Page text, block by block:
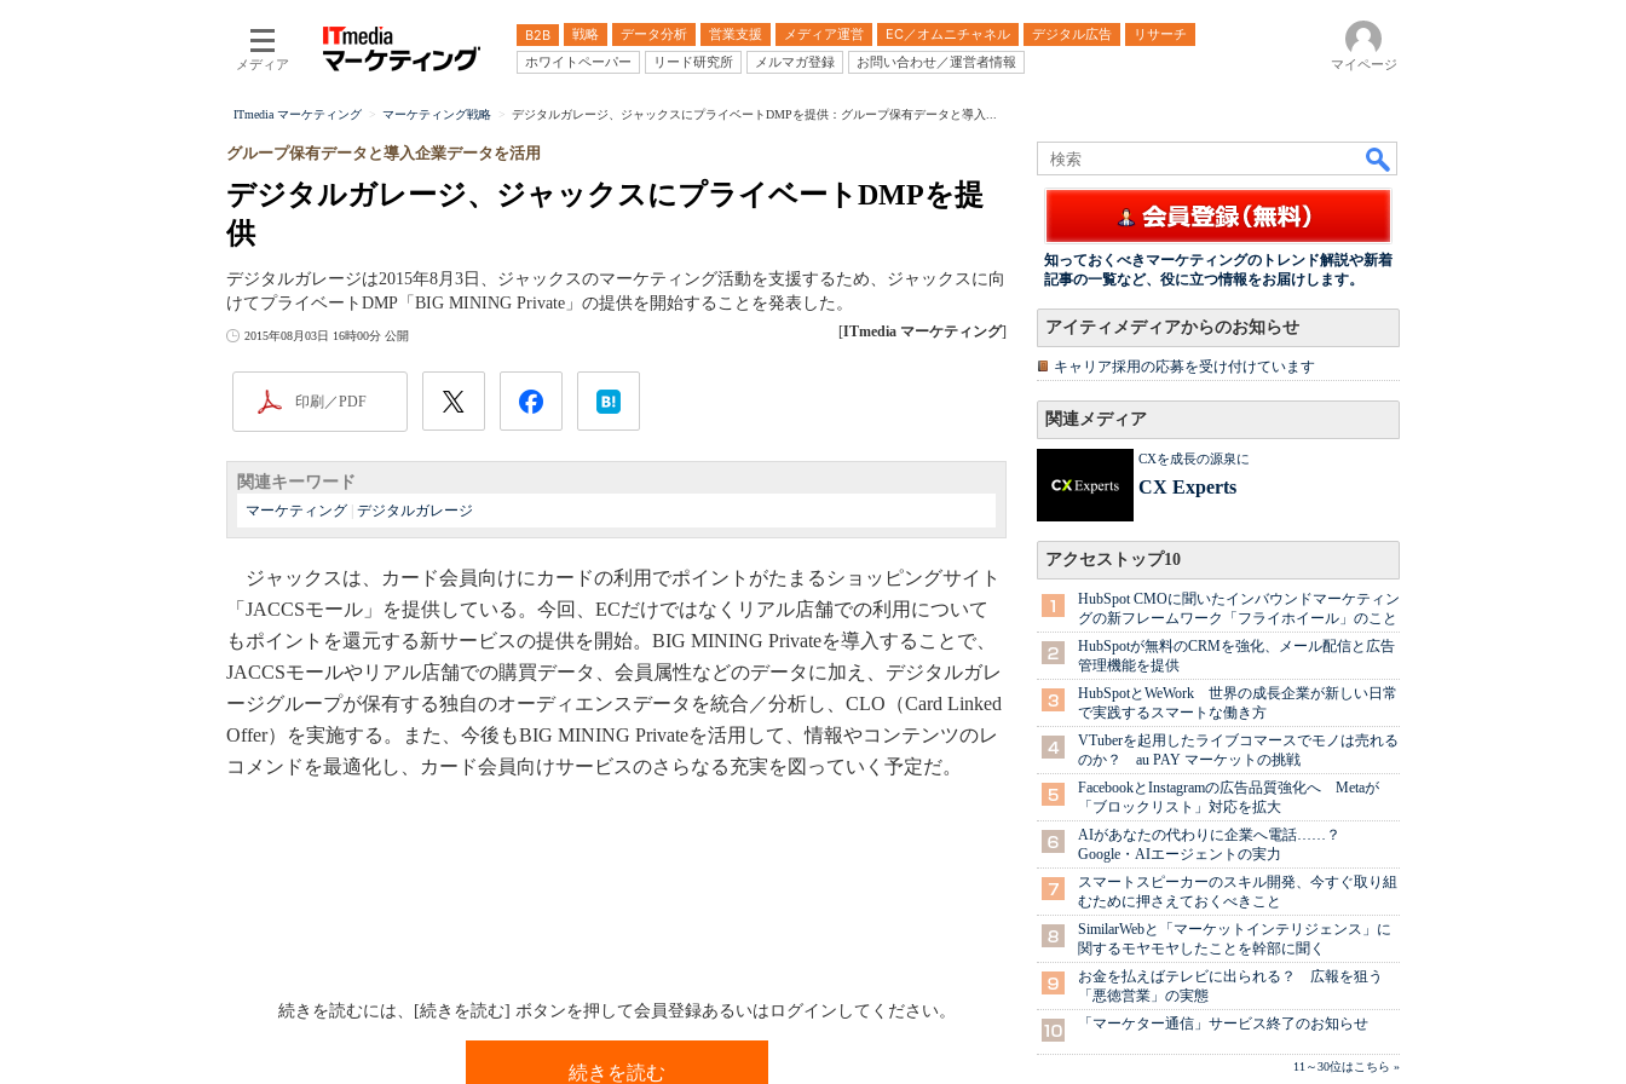
メディア
B2B 戦略 データ分析 営業支援 メディア運営 EC／オムニチャネル デジタル広告
リサーチ
ホワイトペーパー
リード研究所 メルマガ登録 お問い合わせ／運営者情報 マイページ
ITmedia マーケティング マーケティング戦略 デジタルガレージ、ジャックスにプライベートDMPを提供：グループ保有データと導入...
デジタルガレージ、ジャックスにプライベートDMPを提
供
グループ保有データと導入企業データを活用
デジタルガレージは2015年8月3日、ジャックスのマーケティング活動を支援するため、ジャックスに向
けてプライベートDMP「BIG MINING Private」の提供を開始することを発表した。
2015年08月03日 16時00分 公開 [ITmedia マーケティング]
印刷／PDF
関連キーワード
マーケティング デジタルガレージ
ジャックスは、カード会員向けにカードの利用でポイントがたまるショッピングサイト
「JACCSモール」を提供している。今回、ECだけではなくリアル店舗での利用について
もポイントを還元する新サービスの提供を開始。BIG MINING Privateを導入することで、
JACCSモールやリアル店舗での購買データ、会員属性などのデータに加え、デジタルガレ
ージグループが保有する独自のオーディエンスデータを統合／分析し、CLO（Card Linked
Offer）を実施する。また、今後もBIG MINING Privateを活用して、情報やコンテンツのレ
コメンドを最適化し、カード会員向けサービスのさらなる充実を図っていく予定だ。
続きを読むには、[続きを読む] ボタンを押して会員登録あるいはログインしてください。
続きを読む
知っておくべきマーケティングのトレンド解説や新着
記事の一覧など、役に立つ情報をお届けします。
アイティメディアからのお知らせ
キャリア採用の応募を受け付けています
関連メディア
CXを成長の源泉に
CX Experts
アクセストップ10
HubSpot CMOに聞いたインバウンドマーケティン
グの新フレームワーク「フライホイール」のこと
HubSpotが無料のCRMを強化、メール配信と広告
管理機能を提供
HubSpotとWeWork 世界の成長企業が新しい日常
で実践するスマートな働き方
VTuberを起用したライブコマースでモノは売れる
のか？ au PAY マーケットの挑戦
FacebookとInstagramの広告品質強化へ Metaが
「ブロックリスト」対応を拡大
AIがあなたの代わりに企業へ電話……？
Google・AIエージェントの実力
スマートスピーカーのスキル開発、今すぐ取り組
むために押さえておくべきこと
SimilarWebと「マーケットインテリジェンス」に
関するモヤモヤしたことを幹部に聞く
お金を払えばテレビに出られる？ 広報を狙う
「悪徳営業」の実態
「マーケター通信」サービス終了のお知らせ
11～30位はこちら »